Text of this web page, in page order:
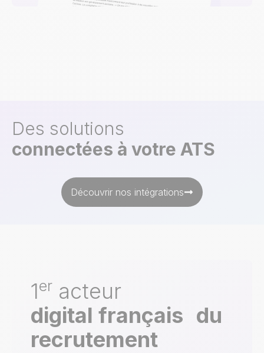
Des solutions
connectées à votre ATS
Découvrir nos intégrations
1er acteur
digital français du
recrutement